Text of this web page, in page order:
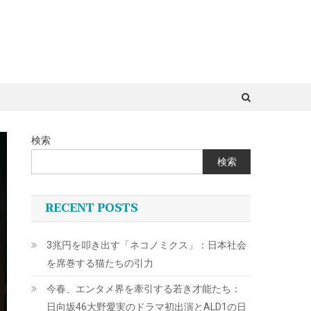
検索
検索
RECENT POSTS
3兆円を叩き出す「ネコノミクス」：日本社会
を席巻する猫たちの引力
今春、エンタメ界を牽引する若き才能たち：
日向坂46大野愛実のドラマ初出演とALD1の日